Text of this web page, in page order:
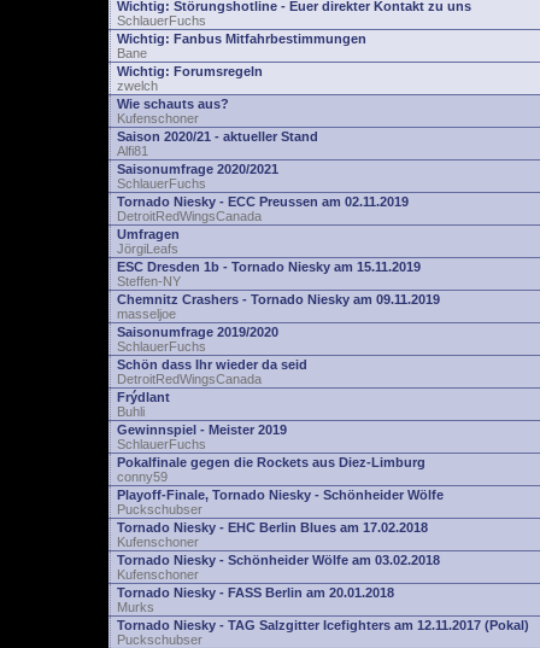
Wichtig: Störungshotline - Euer direkter Kontakt zu uns
SchlauerFuchs
Wichtig: Fanbus Mitfahrbestimmungen
Bane
Wichtig: Forumsregeln
zwelch
Wie schauts aus?
Kufenschoner
Saison 2020/21 - aktueller Stand
Alfi81
Saisonumfrage 2020/2021
SchlauerFuchs
Tornado Niesky - ECC Preussen am 02.11.2019
DetroitRedWingsCanada
Umfragen
JörgiLeafs
ESC Dresden 1b - Tornado Niesky am 15.11.2019
Steffen-NY
Chemnitz Crashers - Tornado Niesky am 09.11.2019
masseljoe
Saisonumfrage 2019/2020
SchlauerFuchs
Schön dass Ihr wieder da seid
DetroitRedWingsCanada
Frýdlant
Buhli
Gewinnspiel - Meister 2019
SchlauerFuchs
Pokalfinale gegen die Rockets aus Diez-Limburg
conny59
Playoff-Finale, Tornado Niesky - Schönheider Wölfe
Puckschubser
Tornado Niesky - EHC Berlin Blues am 17.02.2018
Kufenschoner
Tornado Niesky - Schönheider Wölfe am 03.02.2018
Kufenschoner
Tornado Niesky - FASS Berlin am 20.01.2018
Murks
Tornado Niesky - TAG Salzgitter Icefighters am 12.11.2017 (Pokal)
Puckschubser